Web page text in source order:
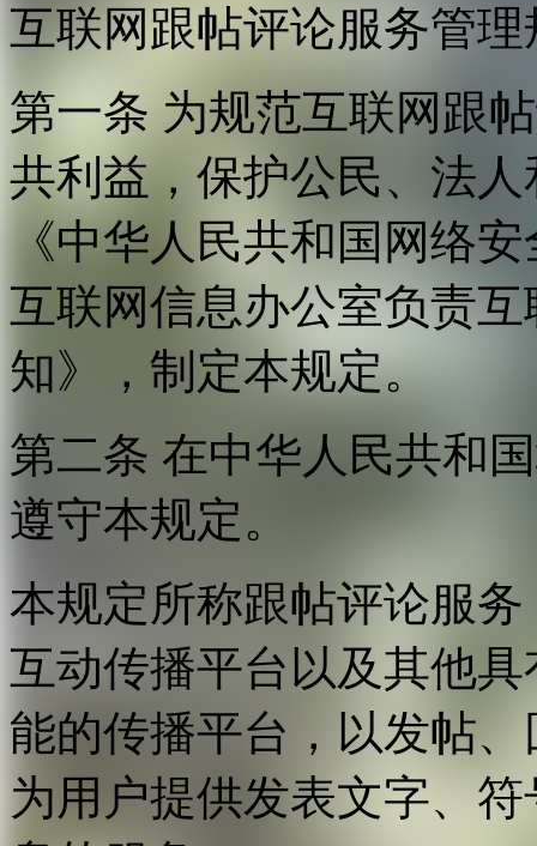
互联网跟帖评论服务管理
第一条 为规范互联网跟
共利益，保护公民、法
《中华人民共和国网络
互联网信息办公室负责
知》，制定本规定。
第二条 在中华人民共和
遵守本规定。
本规定所称跟帖评论服
互动传播平台以及其他
能的传播平台，以发帖
为用户提供发表文字、